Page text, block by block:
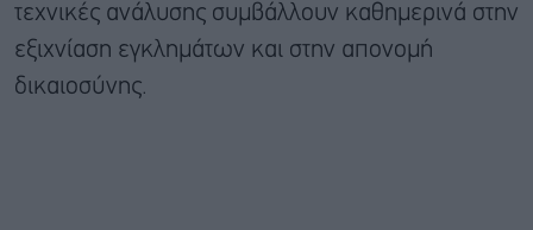
τεχνικές ανάλυσης συμβάλλουν καθημερινά στην
εξιχνίαση εγκλημάτων και στην απονομή
δικαιοσύνης.